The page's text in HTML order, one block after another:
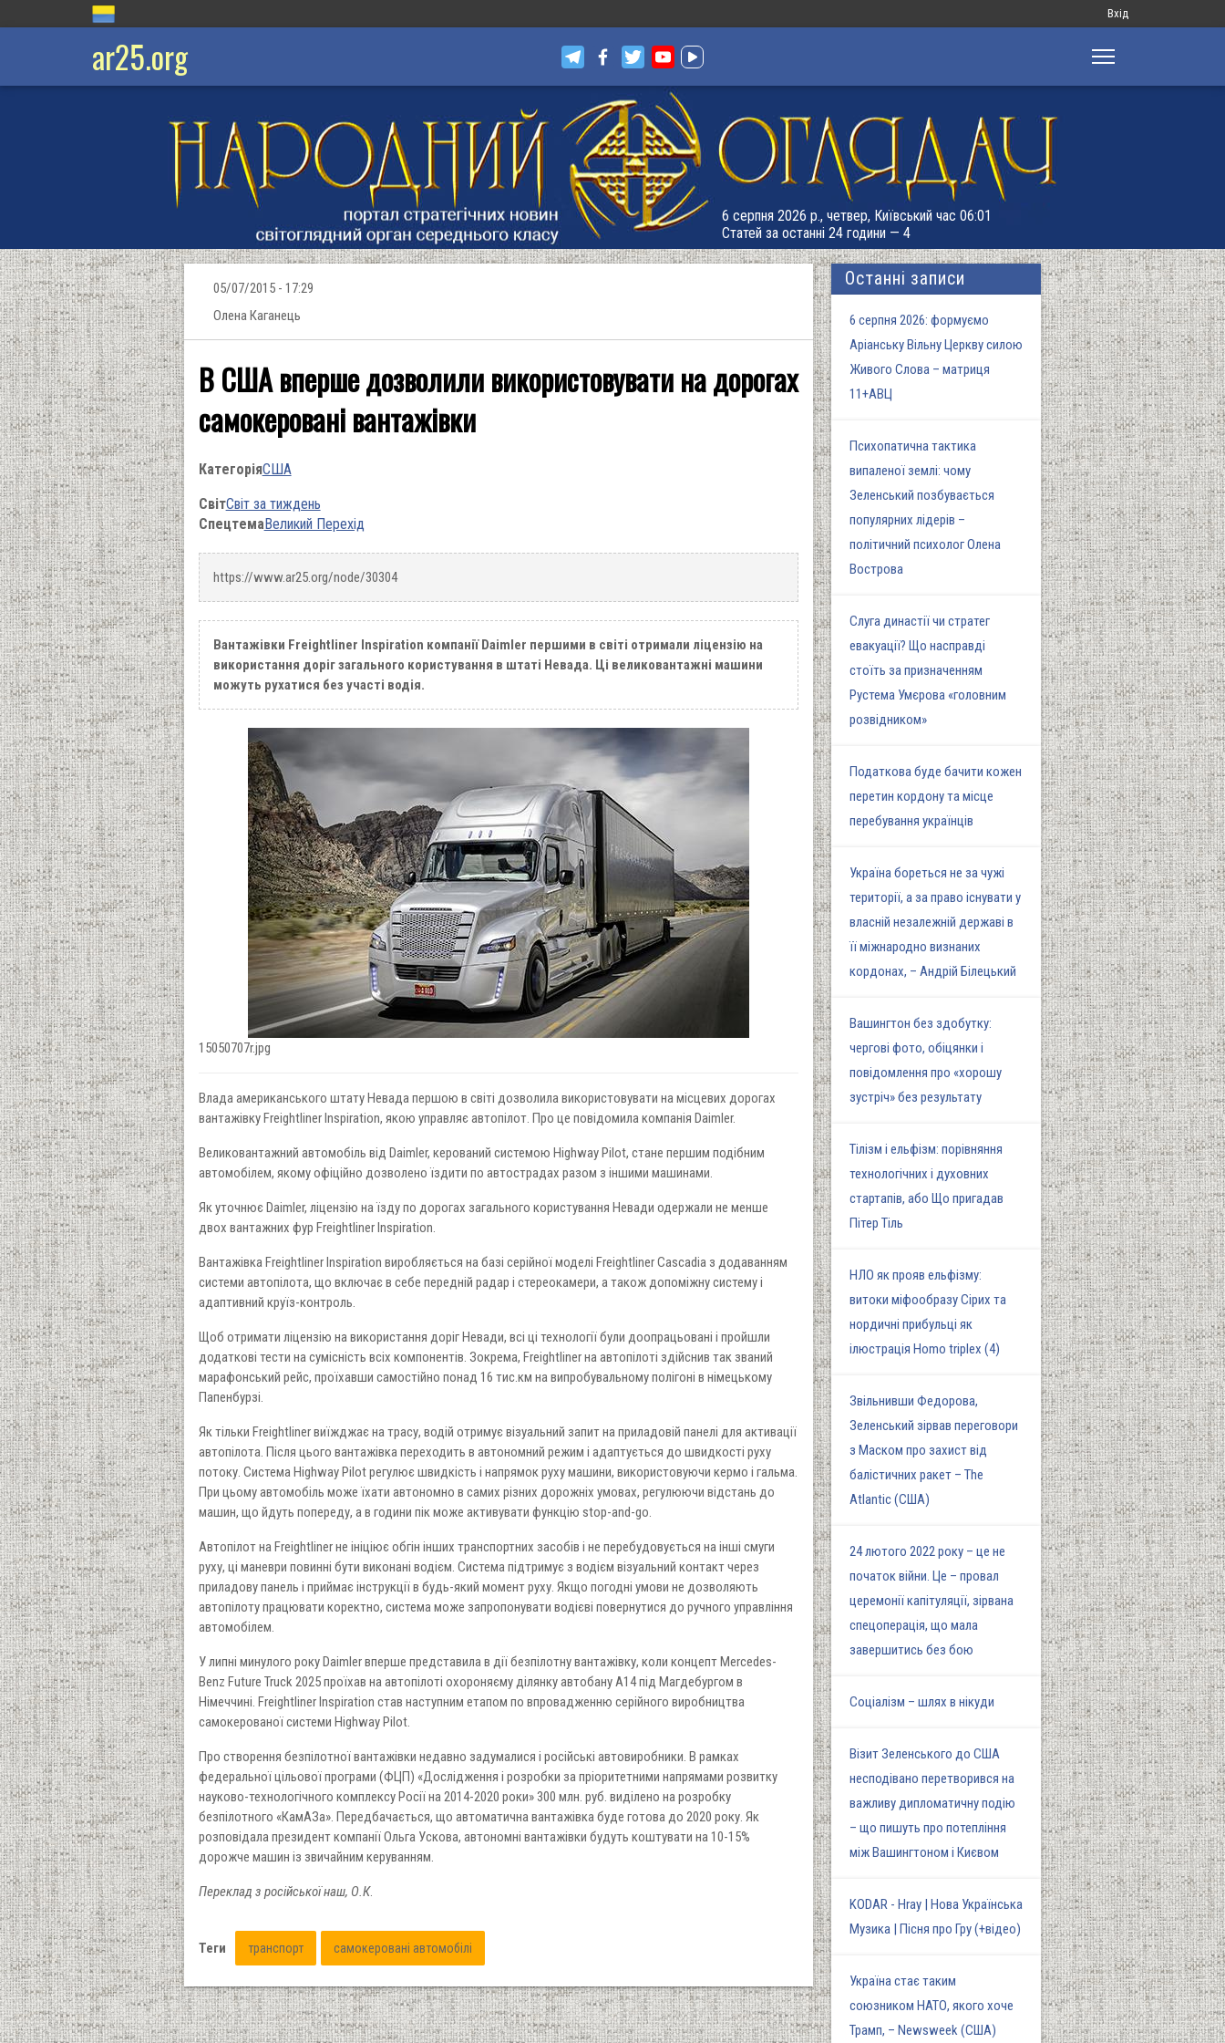
Меню
запису
Вхід
ar25.org
6 серпня 2026 р., четвер, Київський час 06:01
Статей за останні 24 години — 4
05/07/2015 - 17:29
Олена Каганець
В США вперше дозволили використовувати на дорогах
самокеровані вантажівки
КатегоріяСША
СвітСвіт за тиждень
СпецтемаВеликий Перехід
https://www.ar25.org/node/30304
Вантажівки Freightliner Inspiration компанії Daimler першими в світі отримали ліцензію на
використання доріг загального користування в штаті Невада. Ці великовантажні машини
можуть рухатися без участі водія.
15050707r.jpg
Влада американського штату Невада першою в світі дозволила використовувати на місцевих дорогах
вантажівку Freightliner Inspiration, якою управляє автопілот. Про це повідомила компанія Daimler.
Великовантажний автомобіль від Daimler, керований системою Highway Pilot, стане першим подібним
автомобілем, якому офіційно дозволено їздити по автострадах разом з іншими машинами.
Як уточнює Daimler, ліцензію на їзду по дорогах загального користування Невади одержали не менше
двох вантажних фур Freightliner Inspiration.
Вантажівка Freightliner Inspiration виробляється на базі серійної моделі Freightliner Cascadia з додаванням
системи автопілота, що включає в себе передній радар і стереокамери, а також допоміжну систему і
адаптивний круїз-контроль.
Щоб отримати ліцензію на використання доріг Невади, всі ці технології були доопрацьовані і пройшли
додаткові тести на сумісність всіх компонентів. Зокрема, Freightliner на автопілоті здійснив так званий
марафонський рейс, проїхавши самостійно понад 16 тис.км на випробувальному полігоні в німецькому
Папенбурзі.
Як тільки Freightliner виїжджає на трасу, водій отримує візуальний запит на приладовій панелі для активації
автопілота. Після цього вантажівка переходить в автономний режим і адаптується до швидкості руху
потоку. Система Highway Pilot регулює швидкість і напрямок руху машини, використовуючи кермо і гальма.
При цьому автомобіль може їхати автономно в самих різних дорожніх умовах, регулюючи відстань до
машин, що йдуть попереду, а в години пік може активувати функцію stop-and-go.
Автопілот на Freightliner не ініціює обгін інших транспортних засобів і не перебудовується на інші смуги
руху, ці маневри повинні бути виконані водієм. Система підтримує з водієм візуальний контакт через
приладову панель і приймає інструкції в будь-який момент руху. Якщо погодні умови не дозволяють
автопілоту працювати коректно, система може запропонувати водієві повернутися до ручного управління
автомобілем.
У липні минулого року Daimler вперше представила в дії безпілотну вантажівку, коли концепт Mercedes-
Benz Future Truck 2025 проїхав на автопілоті охороняєму ділянку автобану А14 під Магдебургом в
Німеччині. Freightliner Inspiration став наступним етапом по впровадженню серійного виробництва
самокерованої системи Highway Pilot.
Про створення безпілотної вантажівки недавно задумалися і російські автовиробники. В рамках
федеральної цільової програми (ФЦП) «Дослідження і розробки за пріоритетними напрямами розвитку
науково-технологічного комплексу Росії на 2014-2020 роки» 300 млн. руб. виділено на розробку
безпілотного «КамАЗа». Передбачається, що автоматична вантажівка буде готова до 2020 року. Як
розповідала президент компанії Ольга Ускова, автономні вантажівки будуть коштувати на 10-15%
дорожче машин із звичайним керуванням.
Переклад з російської наш, О.К.
Теги транспорт самокеровані автомобілі
Останні записи
6 серпня 2026: формуємо
Аріанську Вільну Церкву силою
Живого Слова – матриця
11+АВЦ
Психопатична тактика
випаленої землі: чому
Зеленський позбувається
популярних лідерів –
політичний психолог Олена
Вострова
Слуга династії чи стратег
евакуації? Що насправді
стоїть за призначенням
Рустема Умєрова «головним
розвідником»
Податкова буде бачити кожен
перетин кордону та місце
перебування українців
Україна бореться не за чужі
території, а за право існувати у
власній незалежній державі в
її міжнародно визнаних
кордонах, – Андрій Білецький
Вашингтон без здобутку:
чергові фото, обіцянки і
повідомлення про «хорошу
зустріч» без результату
Тілізм і ельфізм: порівняння
технологічних і духовних
стартапів, або Що пригадав
Пітер Тіль
НЛО як прояв ельфізму:
витоки міфообразу Сірих та
нордичні прибульці як
ілюстрація Homo triplex (4)
Звільнивши Федорова,
Зеленський зірвав переговори
з Маском про захист від
балістичних ракет – The
Atlantic (США)
24 лютого 2022 року – це не
початок війни. Це – провал
церемонії капітуляції, зірвана
спецоперація, що мала
завершитись без бою
Соціалізм – шлях в нікуди
Візит Зеленського до США
несподівано перетворився на
важливу дипломатичну подію
– що пишуть про потепління
між Вашингтоном і Києвом
KODAR - Hray | Нова Українська
Музика | Пісня про Гру (+відео)
Україна стає таким
союзником НАТО, якого хоче
Трамп, – Newsweek (США)